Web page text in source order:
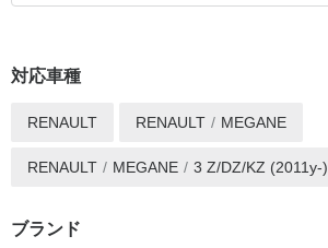
対応車種
RENAULT RENAULT MEGANE
RENAULT MEGANE 3 Z/DZ/KZ (2011y-)
ブランド